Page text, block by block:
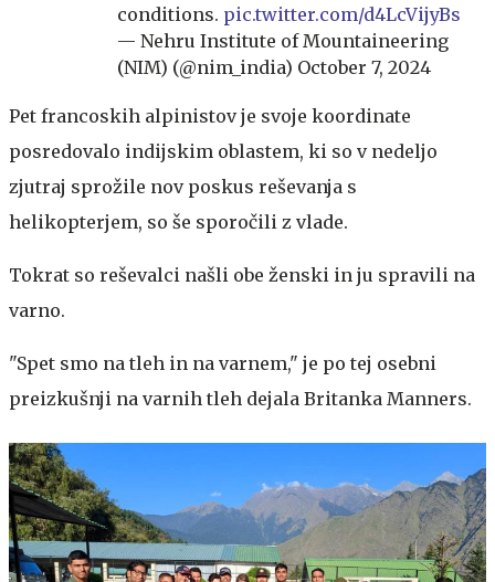
conditions. pic.twitter.com/d4LcVijyBs
— Nehru Institute of Mountaineering
(NIM) (@nim_india) October 7, 2024
Pet francoskih alpinistov je svoje koordinate
posredovalo indijskim oblastem, ki so v nedeljo
zjutraj sprožile nov poskus reševanja s
helikopterjem, so še sporočili z vlade.
Tokrat so reševalci našli obe ženski in ju spravili na
varno.
"Spet smo na tleh in na varnem," je po tej osebni
preizkušnji na varnih tleh dejala Britanka Manners.